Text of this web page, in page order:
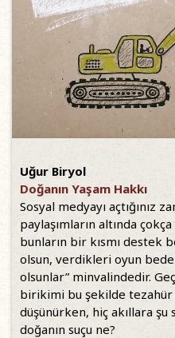
Uğur Biryol
Doğanın Yaşam Hakkı
Sosyal medyayı açtığınız
paylaşımların altında
bunların bir kısmı destek
olsun, verdikleri oyun
olsunlar” minvalindedir.
birikimi bu şekilde
düşünürken, hiç akıllara şu
doğanın suçu ne?